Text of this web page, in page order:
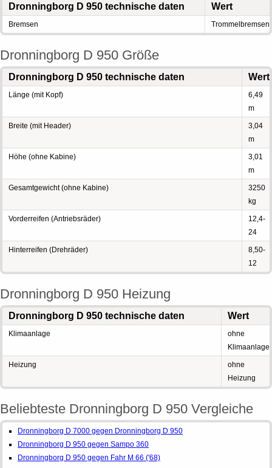
Dronningborg D 950 technische daten Wert
Bremsen Trommelbremsen
Dronningborg D 950 Größe
Dronningborg D 950 technische daten Wert
Länge (mit Kopf)
6,49
m
Breite (mit Header)
3,04
m
Höhe (ohne Kabine)
3,01
m
Gesamtgewicht (ohne Kabine)
3250
kg
Vorderreifen (Antriebsräder)
12,4-
24
Hinterreifen (Drehräder)
8,50-
12
Dronningborg D 950 Heizung
Dronningborg D 950 technische daten Wert
Klimaanlage
ohne
Klimaanlage
Heizung
ohne
Heizung
Beliebteste Dronningborg D 950 Vergleiche
Dronningborg D 7000 gegen Dronningborg D 950
Dronningborg D 950 gegen Sampo 360
Dronningborg D 950 gegen Fahr M 66 ('68)